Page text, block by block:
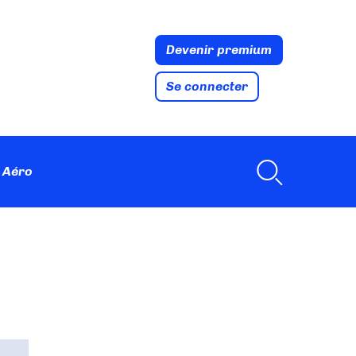
Devenir premium
Se connecter